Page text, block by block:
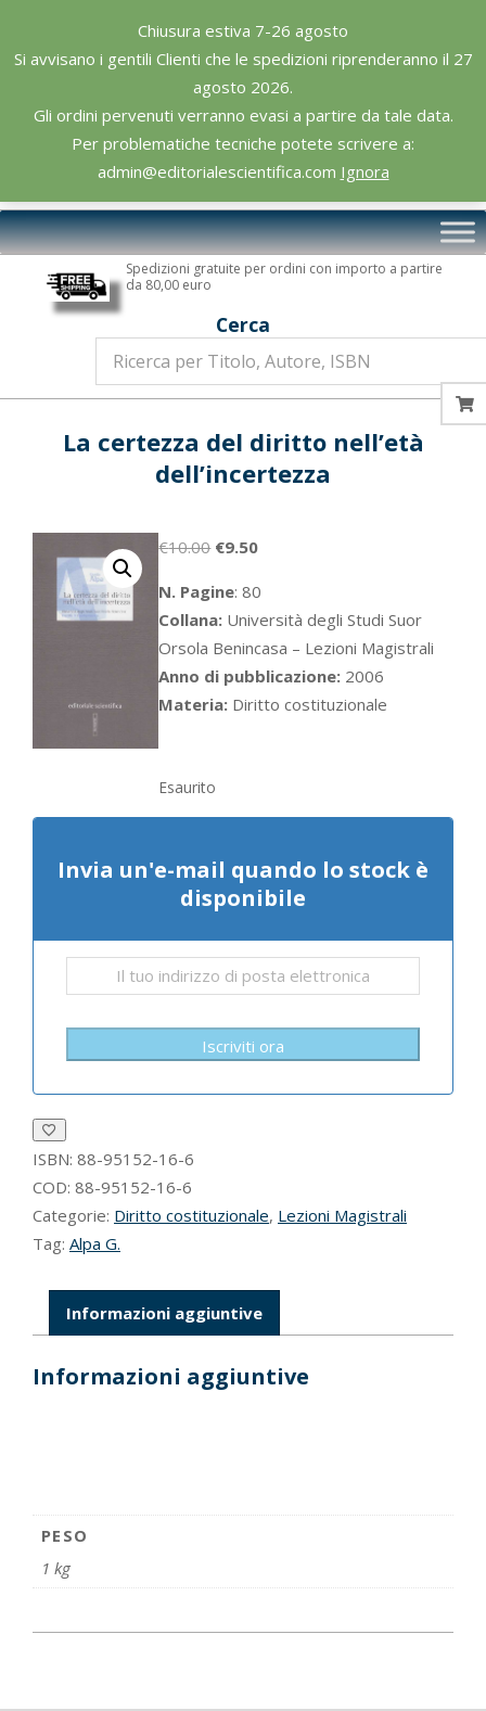
Chiusura estiva 7-26 agosto
Si avvisano i gentili Clienti che le spedizioni riprenderanno il 27
agosto 2026.
Gli ordini pervenuti verranno evasi a partire da tale data.
Per problematiche tecniche potete scrivere a:
admin@editorialescientifica.com Ignora
content
Editoriale
Scientifica
Primary
Navigation
Spedizioni gratuite per ordini con importo a partire
da 80,00 euro
Cerca
La certezza del diritto nell’età
dell’incertezza
€10.00 Il
originale
era:
€10.00.
€9.50Il
attuale
è:
€9.50.
N. Pagine: 80
Collana: Università degli Studi Suor
Orsola Benincasa – Lezioni Magistrali
Anno di pubblicazione: 2006
Materia: Diritto costituzionale
Esaurito
Invia un'e-mail quando lo stock è
disponibile
Iscriviti ora
ISBN: 88-95152-16-6
COD: 88-95152-16-6
Categorie: Diritto costituzionale, Lezioni Magistrali
Tag: Alpa G.
Informazioni aggiuntive
Informazioni aggiuntive
PESO
1 kg